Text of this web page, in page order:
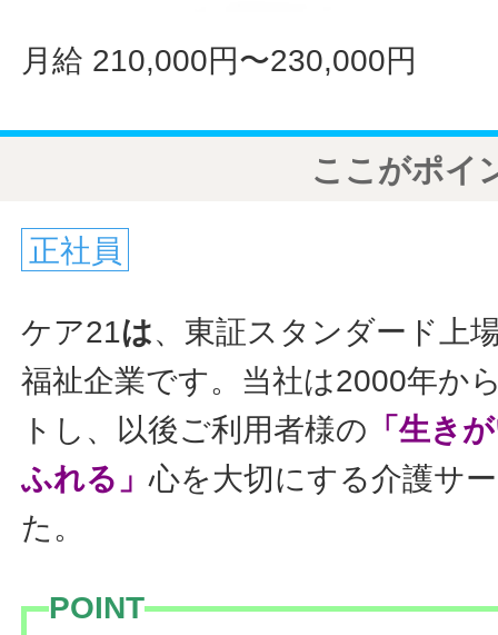
月給 210,000円〜230,000円
ここがポイ
正社員
ケア21は、東証スタンダード上
福祉企業です。当社は2000年か
トし、以後ご利用者様の 「生き
ふれる」心を大切にする介護サ
た。
POINT